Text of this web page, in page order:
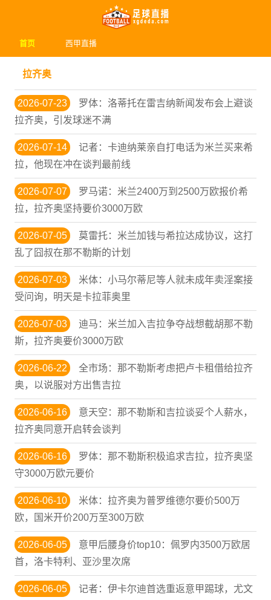
首页 西甲直播
拉齐奥
2026-07-23
罗体：洛蒂托在雷吉纳新闻发布会上避谈
拉齐奥，引发球迷不满
2026-07-14
记者：卡迪纳莱亲自打电话为米兰买来希
拉，他现在冲在谈判最前线
2026-07-07
罗马诺：米兰2400万到2500万欧报价希
拉，拉齐奥坚持要价3000万欧
2026-07-05
莫雷托：米兰加钱与希拉达成协议，这打
乱了囧叔在那不勒斯的计划
2026-07-03
米体：小马尔蒂尼等人就未成年卖淫案接
受问询，明天是卡拉菲奥里
2026-07-03
迪马：米兰加入吉拉争夺战想截胡那不勒
斯，拉齐奥要价3000万欧
2026-06-22
全市场：那不勒斯考虑把卢卡租借给拉齐
奥，以说服对方出售吉拉
2026-06-16
意天空：那不勒斯和吉拉谈妥个人薪水，
拉齐奥同意开启转会谈判
2026-06-16
罗体：那不勒斯积极追求吉拉，拉齐奥坚
守3000万欧元要价
2026-06-10
米体：拉齐奥为普罗维德尔要价500万
欧，国米开价200万至300万欧
2026-06-05
意甲后腰身价top10：佩罗内3500万欧居
首，洛卡特利、亚沙里次席
2026-06-05
记者：伊卡尔迪首选重返意甲踢球，尤文